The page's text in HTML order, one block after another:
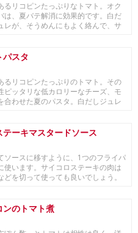
るリコピンたっぷりなトマト。オク
は、夏バテ解消に効果的です。白だ
レが、そうめんにもよく絡んで、サ
スタ
るリコピンたっぷりのトマト。その
ピッタリな低カロリーなチーズ、モ
合わせた夏のパスタ。白だしジュレ
テーキマスタードソース
ソースに移すように、1つのフライパ
使います。サイコロステーキの肉は
どを切って使っても良いでしょう。
ンのトマト煮